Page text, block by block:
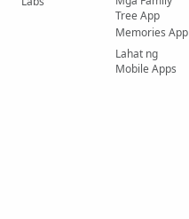
Tree App
Memories App
Lahat ng
Mobile Apps